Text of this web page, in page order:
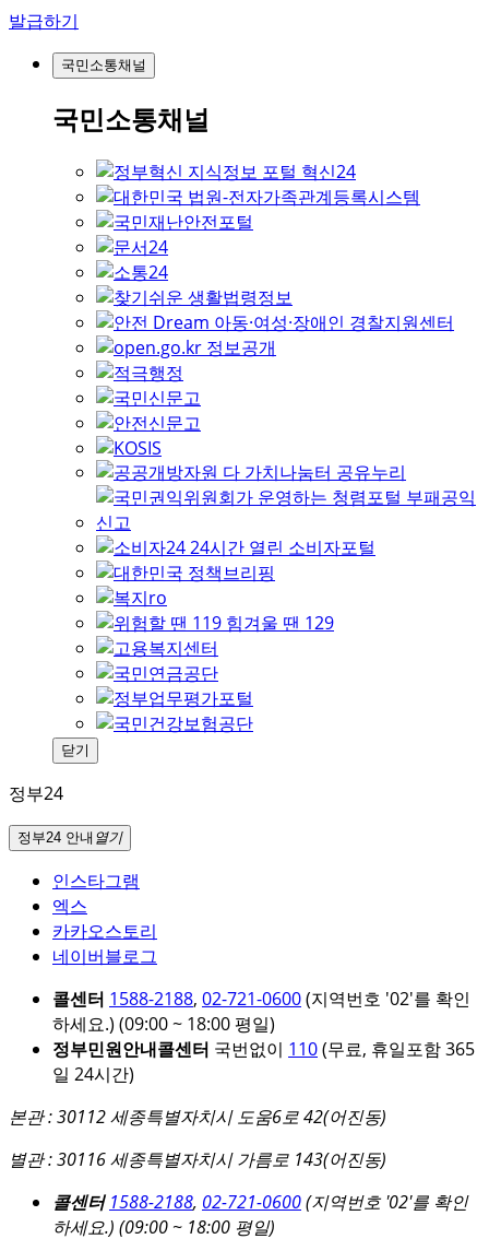
발급하기
국민소통채널
국민소통채널
닫기
정부24
정부24 안내 열기
인스타그램
엑스
카카오스토리
네이버블로그
콜센터 1588-2188, 02-721-0600(지역번호 '02'를 확인
하세요.) (09:00 ~ 18:00 평일)
정부민원안내콜센터 국번없이 110(무료, 휴일포함 365
일 24시간)
본관 : 30112 세종특별자치시 도움6로 42(어진동)
별관 : 30116 세종특별자치시 가름로 143(어진동)
콜센터 1588-2188, 02-721-0600(지역번호 '02'를 확인
하세요.) (09:00 ~ 18:00 평일)